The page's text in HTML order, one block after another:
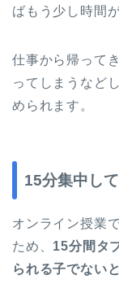
ばもう少し時間
仕事から帰って
ってしまうなど
められます。
15分集中し
オンライン授業
ため、 15分間タ
られる子でない